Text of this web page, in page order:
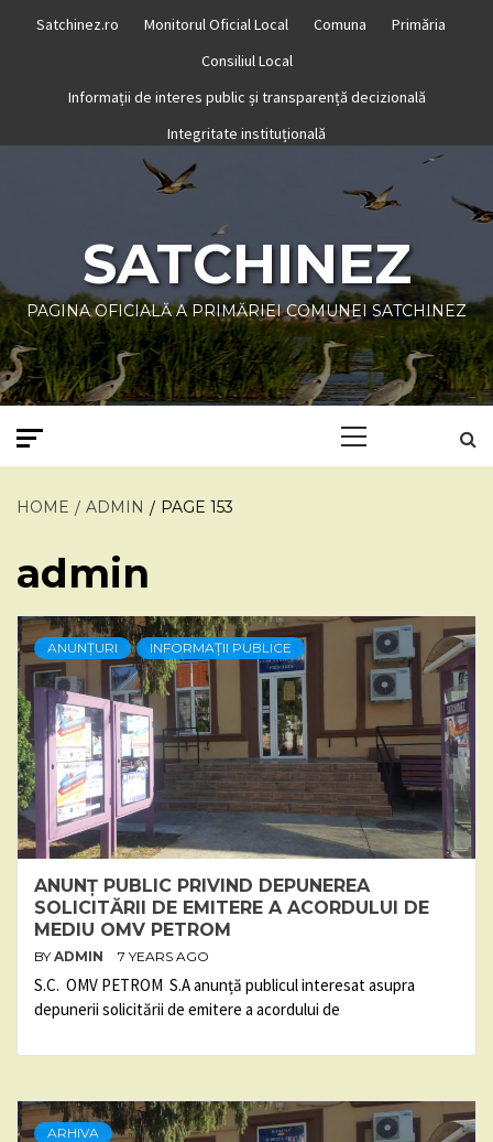
Satchinez.ro Monitorul Oficial Local Comuna
Primăria
Consiliul Local
Informații de interes public și transparență decizională
Integritate instituțională
SATCHINEZ
PAGINA OFICIALĂ A PRIMĂRIEI COMUNEI SATCHINEZ
HOME ADMIN PAGE 153
admin
ANUNȚURI INFORMAȚII PUBLICE
ANUNȚ PUBLIC PRIVIND DEPUNEREA
SOLICITĂRII DE EMITERE A ACORDULUI DE
MEDIU OMV PETROM
BY ADMIN 7 YEARS AGO
S.C. OMV PETROM S.A anunță publicul interesat asupra
depunerii solicitării de emitere a acordului de
ARHIVA